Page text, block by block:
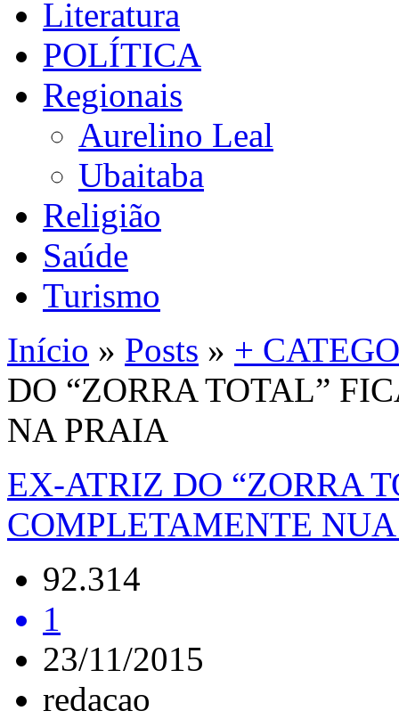
Literatura
POLÍTICA
Regionais
Aurelino Leal
Ubaitaba
Religião
Saúde
Turismo
Início » Posts » +
DO “ZORRA TOTAL”
NA PRAIA
EX-ATRIZ DO “ZORRA
COMPLETAMENTE
92.314
1
23/11/2015
redacao